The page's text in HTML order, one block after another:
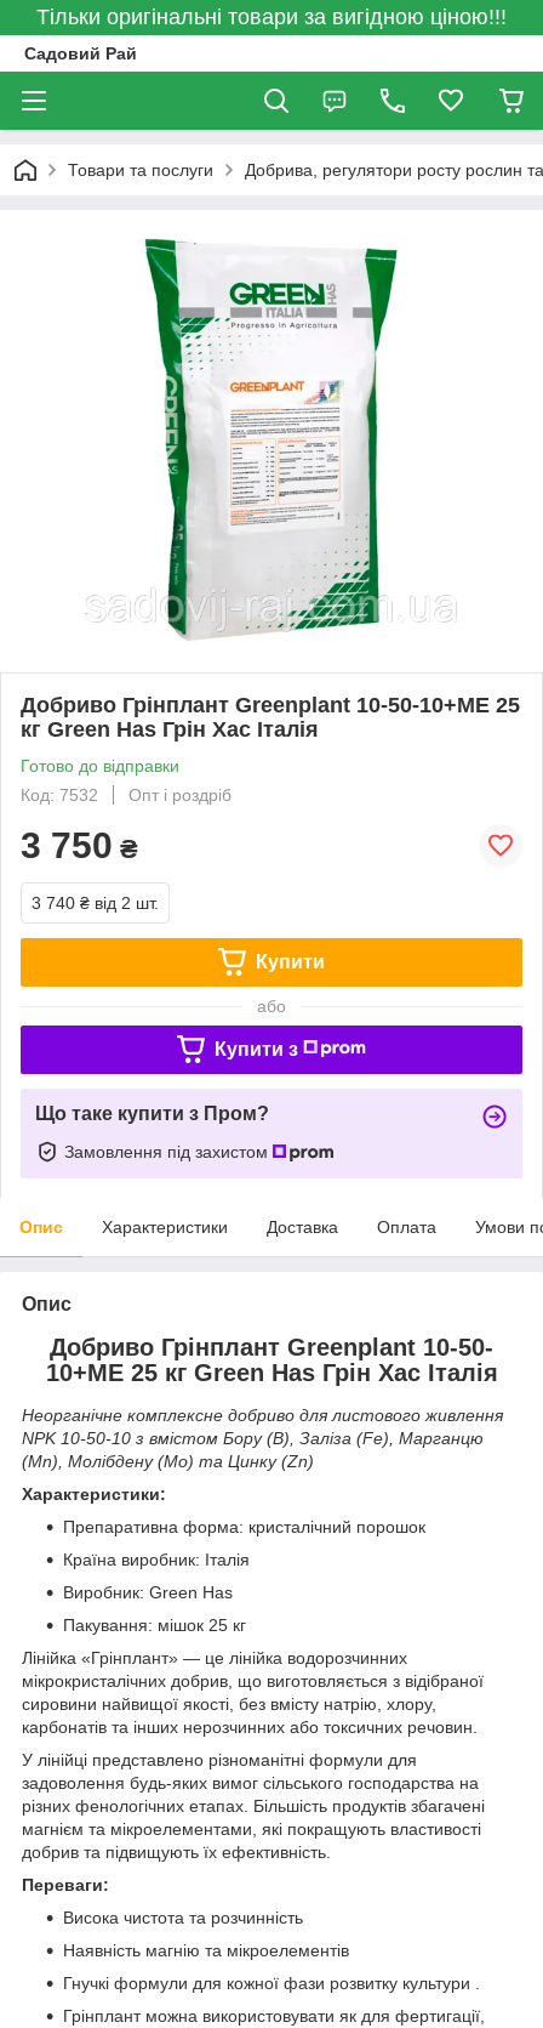
Тільки оригінальні товари за вигідною ціною!!!
Садовий Рай
Товари та послуги Добрива, регулятори росту рослин
Добриво Грінплант Greenplant 10-50-10+ME 25
кг Green Has Грін Хас Італія
Готово до відправки
Код: 7532
Опт і роздріб
3 750 ₴
3 740 ₴ від 2 шт.
Купити
або
Купити з
Що таке купити з Пром?
Замовлення під захистом
Опис Характеристики Доставка Оплата Умови
Опис
Добриво Грінплант Greenplant 10-50-
10+ME 25 кг Green Has Грін Хас Італія
Неорганічне комплексне добриво для листового живлення
NPK 10-50-10 з вмістом Бору (В), Заліза (Fe), Марганцю
(Мn), Молібдену (Мо) та Цинку (Zn)
Характеристики:
Препаративна форма: кристалічний порошок
Країна виробник: Італія
Виробник: Green Has
Пакування: мішок 25 кг
Лінійка «Грінплант» — це лінійка водорозчинних
мікрокристалічних добрив, що виготовляється з відібраної
сировини найвищої якості, без вмісту натрію, хлору,
карбонатів та інших нерозчинних або токсичних речовин.
У лінійці представлено різноманітні формули для
задоволення будь-яких вимог сільського господарства на
різних фенологічних етапах. Більшість продуктів збагачені
магнієм та мікроелементами, які покращують властивості
добрив та підвищують їх ефективність.
Переваги:
Висока чистота та розчинність
Наявність магнію та мікроелементів
Гнучкі формули для кожної фази розвитку культури .
Грінплант можна використовувати як для фертигації,